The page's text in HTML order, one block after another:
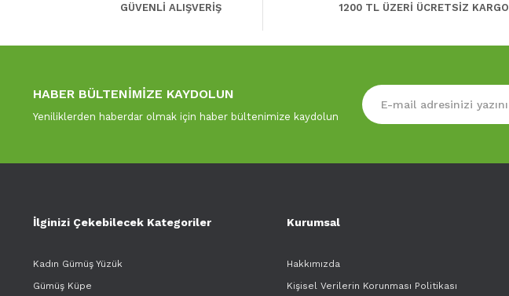
GÜVENLİ ALIŞVERİŞ 1200 TL ÜZERİ ÜCRETSİZ KARGO
HABER BÜLTENİMİZE KAYDOLUN
Yeniliklerden haberdar olmak için haber bültenimize kaydolun
İlginizi Çekebilecek Kategoriler
Kadın Gümüş Yüzük
Gümüş Küpe
Kurumsal
Hakkımızda
Kişisel Verilerin Korunması Politikası